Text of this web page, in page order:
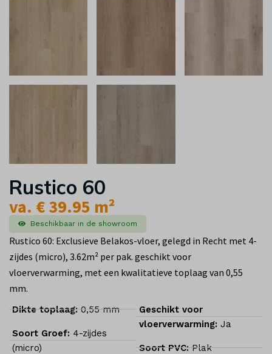
Rustico 60
va. € 39.95 m²
Beschikbaar in de showroom
Rustico 60: Exclusieve Belakos-vloer, gelegd in Recht met 4-
zijdes (micro), 3.62m² per pak. geschikt voor
vloerverwarming, met een kwalitatieve toplaag van 0,55
mm.
Dikte toplaag:0,55 mm
Soort Groef: 4-zijdes
(micro)
Geschikt voor
vloerverwarming: Ja
Soort PVC:Plak